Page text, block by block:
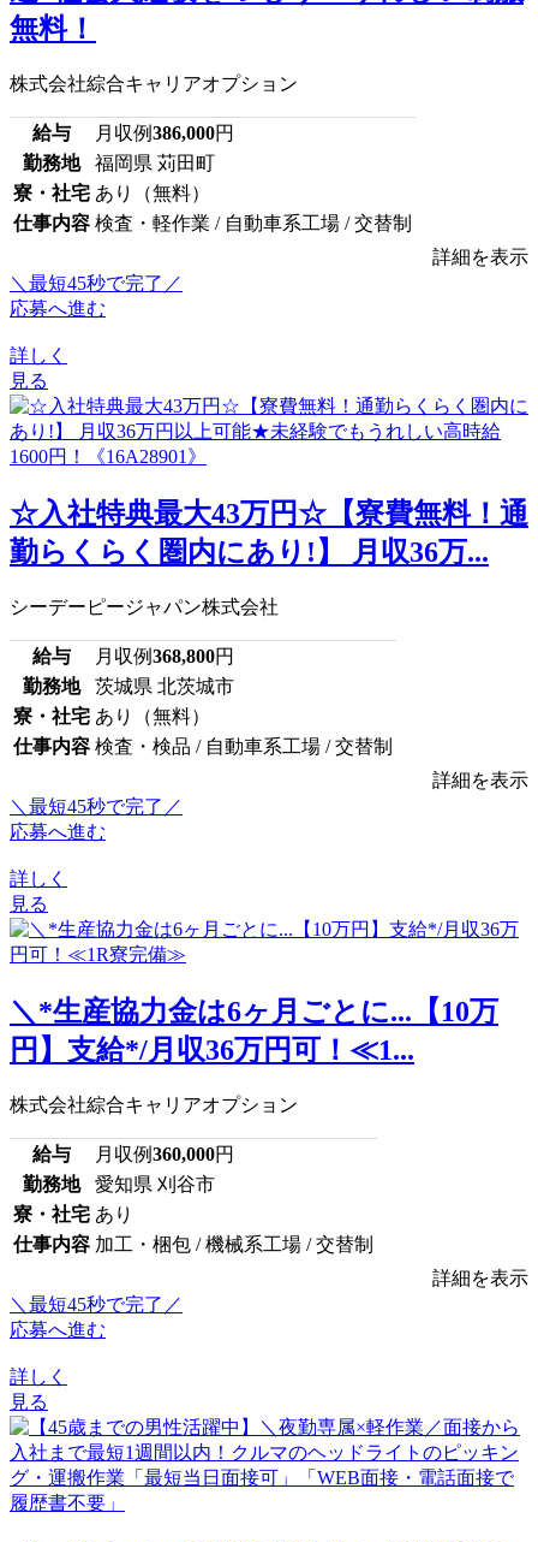
無料！
株式会社綜合キャリアオプション
給与 月収例386,000円
勤務地
福岡県 苅田町
寮・社宅 あり（無料）
仕事内容 検査・軽作業 / 自動車系工場 / 交替制
詳細を表示
＼最短45秒で完了／
応募へ進む
詳しく
見る
☆入社特典最大43万円☆【寮費無料！通
勤らくらく圏内にあり!】 月収36万...
シーデーピージャパン株式会社
給与 月収例368,800円
勤務地
茨城県 北茨城市
寮・社宅 あり（無料）
仕事内容 検査・検品 / 自動車系工場 / 交替制
詳細を表示
＼最短45秒で完了／
応募へ進む
詳しく
見る
＼*生産協力金は6ヶ月ごとに...【10万
円】支給*/月収36万円可！≪1...
株式会社綜合キャリアオプション
給与 月収例360,000円
勤務地
愛知県 刈谷市
寮・社宅 あり
仕事内容 加工・梱包 / 機械系工場 / 交替制
詳細を表示
＼最短45秒で完了／
応募へ進む
詳しく
見る